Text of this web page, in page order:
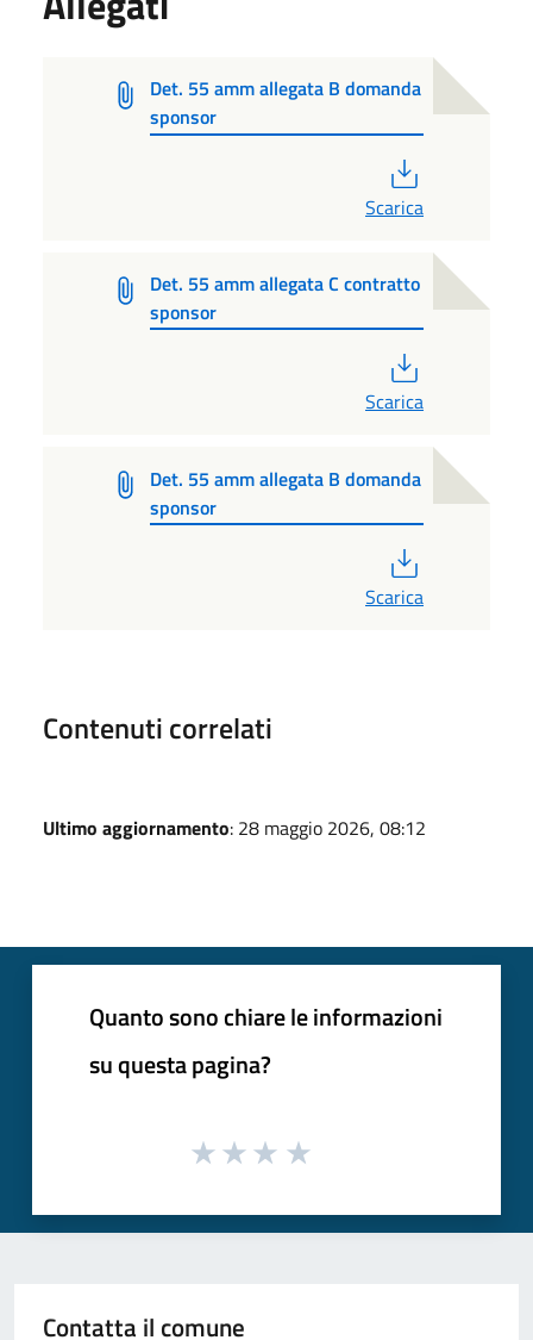
Det. 55 amm allegata B domanda
sponsor
Scarica
Det. 55 amm allegata C contratto
sponsor
Scarica
Det. 55 amm allegata B domanda
sponsor
Scarica
Contenuti correlati
Ultimo aggiornamento: 28 maggio 2026, 08:12
Quanto sono chiare le informazioni
su questa pagina?
Contatta il comune